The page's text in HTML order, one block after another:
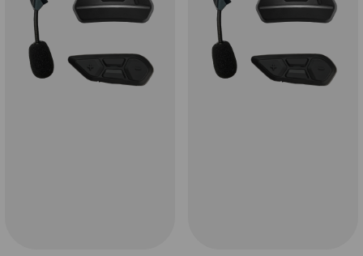
Voor een comfortabele motorrit over lange